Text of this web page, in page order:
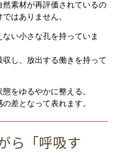
素材が再評価されているの
はありません。
い小さな孔を持っていま
し、放出する働きを持って
をゆるやかに整える。
差となって表れます。
ら「呼吸す